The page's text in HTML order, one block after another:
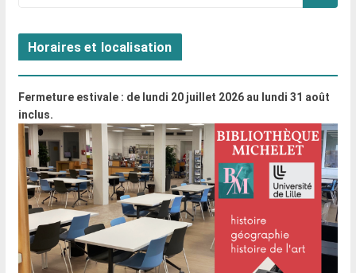
Horaires et localisation
Fermeture estivale : de lundi 20 juillet 2026 au lundi 31 août
inclus.